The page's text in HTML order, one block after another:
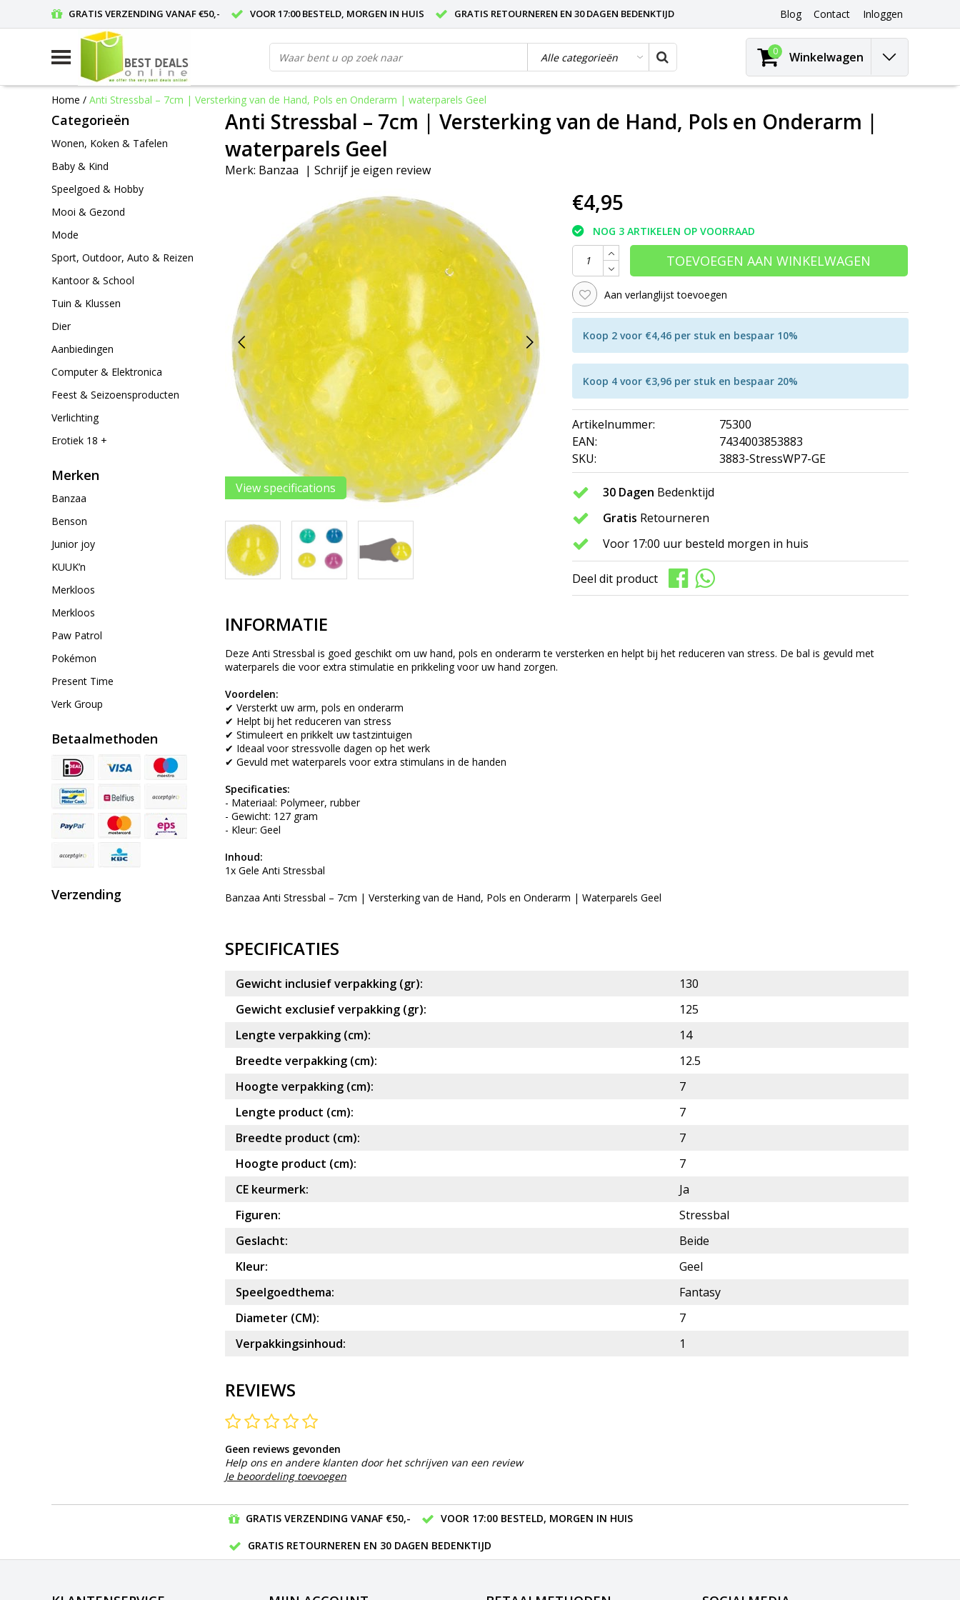
GRATIS VERZENDING VANAF €50,- VOOR 17:00 BESTELD, MORGEN IN HUIS GRATIS RETOURNEREN EN 30 DAGEN BEDENKTIJD Blog Contact Inloggen
0 Winkelwagen
Home / Anti Stressbal – 7cm | Versterking van de Hand, Pols en Onderarm | waterparels Geel
Categorieën
Wonen, Koken & Tafelen
Baby & Kind
Speelgoed & Hobby
Mooi & Gezond
Mode
Sport, Outdoor, Auto & Reizen
Kantoor & School
Tuin & Klussen
Dier
Aanbiedingen
Computer & Elektronica
Feest & Seizoensproducten
Verlichting
Erotiek 18 +
Merken
Banzaa
Benson
Junior joy
KUUK’n
Merkloos
Merkloos
Paw Patrol
Pokémon
Present Time
Verk Group
Betaalmethoden
Verzending
Anti Stressbal – 7cm | Versterking van de Hand, Pols en Onderarm |
waterparels Geel
Merk: Banzaa | Schrijf je eigen review
View specifications
€4,95
NOG 3 ARTIKELEN OP VOORRAAD
TOEVOEGEN AAN WINKELWAGEN
Aan verlanglijst toevoegen
Koop 2 voor €4,46 per stuk en bespaar 10%
Koop 4 voor €3,96 per stuk en bespaar 20%
Artikelnummer:
75300
EAN:
7434003853883
SKU:
3883-StressWP7-GE
30 Dagen Bedenktijd
Gratis Retourneren
Voor 17:00 uur besteld morgen in huis
Deel dit product
INFORMATIE
Deze Anti Stressbal is goed geschikt om uw hand, pols en onderarm te versterken en helpt bij het reduceren van stress. De bal is gevuld met
waterparels die voor extra stimulatie en prikkeling voor uw hand zorgen.
Voordelen:
✔ Versterkt uw arm, pols en onderarm
✔ Helpt bij het reduceren van stress
✔ Stimuleert en prikkelt uw tastzintuigen
✔ Ideaal voor stressvolle dagen op het werk
✔ Gevuld met waterparels voor extra stimulans in de handen
Specificaties:
- Materiaal: Polymeer, rubber
- Gewicht: 127 gram
- Kleur: Geel
Inhoud:
1x Gele Anti Stressbal
Banzaa Anti Stressbal – 7cm | Versterking van de Hand, Pols en Onderarm | Waterparels Geel
SPECIFICATIES
Gewicht inclusief verpakking (gr):
130
Gewicht exclusief verpakking (gr):
125
Lengte verpakking (cm):
14
Breedte verpakking (cm):
12.5
Hoogte verpakking (cm):
7
Lengte product (cm):
7
Breedte product (cm):
7
Hoogte product (cm):
7
CE keurmerk:
Ja
Figuren:
Stressbal
Geslacht:
Beide
Kleur:
Geel
Speelgoedthema:
Fantasy
Diameter (CM):
7
Verpakkingsinhoud:
1
REVIEWS
Geen reviews gevonden
Help ons en andere klanten door het schrijven van een review
Je beoordeling toevoegen
GRATIS VERZENDING VANAF €50,-
VOOR 17:00 BESTELD, MORGEN IN HUIS
GRATIS RETOURNEREN EN 30 DAGEN BEDENKTIJD